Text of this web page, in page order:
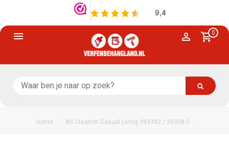
0
Home AS Creation Casual Living 393382 / 39338-2